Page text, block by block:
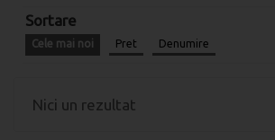
Sortare
Cele mai noi Pret Denumire
Nici un rezultat